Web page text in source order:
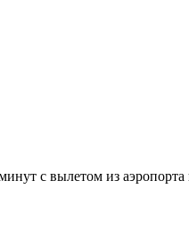
с вылетом из аэропорта